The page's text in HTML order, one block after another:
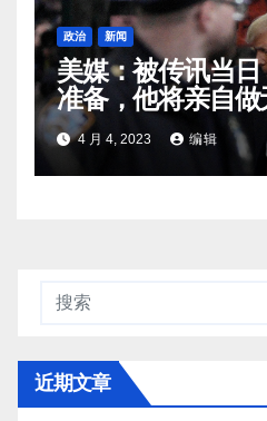
政治 新闻
美媒：被传讯当
准备，他将亲自
4 月 4, 2023 编辑
近期文章